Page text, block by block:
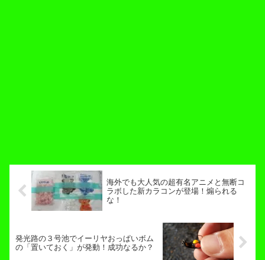
海外でも大人気の超有名アニメと無断コ
ラボした新カラコンが登場！煽られる
な！
発光路の３号池でイーリヤおっぱいボム
の「置いておく」が発動！成功なるか？